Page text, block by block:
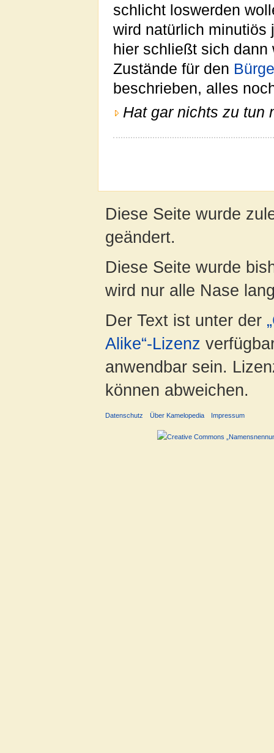
schlicht loswerden
wird natürlich
hier schließt sich
Zustände für den
beschrieben, alles
Hat gar nichts zu tun
Diese Seite wurde
geändert.
Diese Seite wurde
wird nur alle Nase
Der Text ist unter der
Alike“-Lizenz
anwendbar sein.
können abweichen.
Datenschutz Über Kamelopedia Impressum